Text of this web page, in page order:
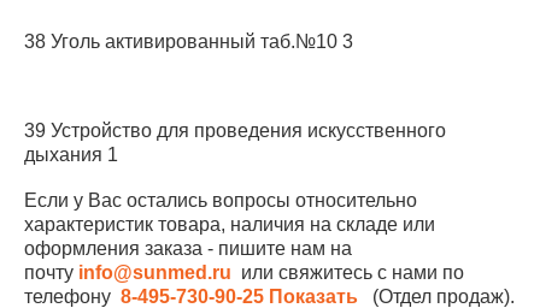
38 Уголь активированный таб.№10 3
39 Устройство для проведения искусственного
дыхания 1
Если у Вас остались вопросы относительно
характеристик товара, наличия на складе или
оформления заказа - пишите нам на
почту info@sunmed.ru или свяжитесь с нами по
телефону 8-495-730-90-25 Показать (Отдел продаж).